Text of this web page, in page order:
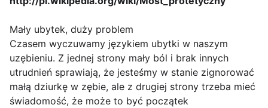
Mały ubytek, duży problem
Czasem wyczuwamy językiem ubytki w naszym
uzębieniu. Z jednej strony mały ból i brak innych
utrudnień sprawiają, że jesteśmy w stanie zignorować
małą dziurkę w zębie, ale z drugiej strony trzeba mieć
świadomość, że może to być początek